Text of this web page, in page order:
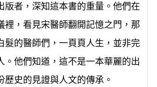
版者，深知這本書的重量。他們在
裡，看見宋醫師翻開記憶之門，那
髮的醫師們，一頁頁人生，並非完
。他們知道，這不是一本華麗的出
歷史的見證與人文的傳承。